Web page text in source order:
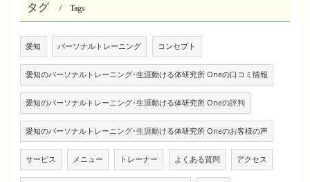
タグ Tags
愛知 パーソナルトレーニング コンセプト
愛知のパーソナルトレーニング･生涯動ける体研究所 Oneの口コミ情報
愛知のパーソナルトレーニング･生涯動ける体研究所 Oneの評判
愛知のパーソナルトレーニング･生涯動ける体研究所 Oneのお客様の声
サービス メニュー トレーナー よくある質問 アクセス